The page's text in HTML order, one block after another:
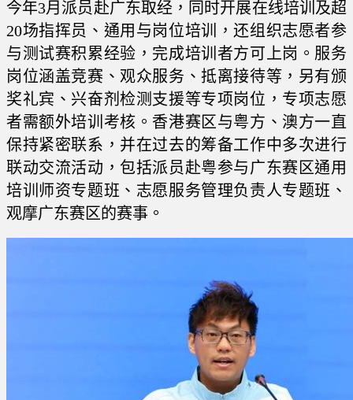
今年3月派员赴广东取经，同时开展在线培训及超
20场指挥员、通用与岗位培训，还组织志愿者参
与测试赛积累经验，完成培训者方可上岗。服务
岗位涵盖竞赛、观众服务、抵离接待等，另有颁
奖礼宾、兴奋剂检测支援等专项岗位，专项志愿
者需额外培训考核。香港赛区与粤方、澳方一直
保持紧密联系，并在过去的筹备工作中多次进行
联动交流活动，包括派员赴粤参与广东赛区通用
培训师资专题班、志愿服务管理负责人专题班、
观摩广东赛区的赛事。